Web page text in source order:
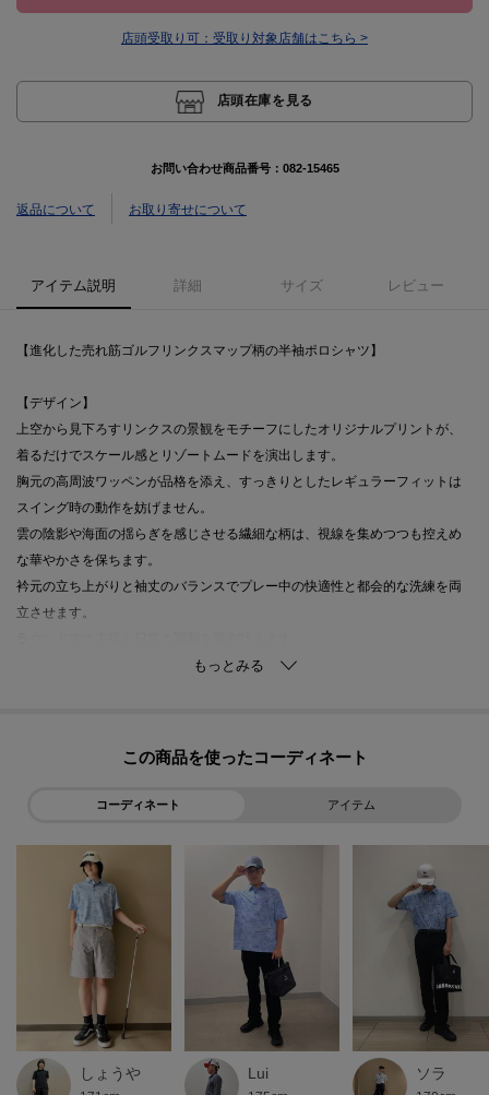
店頭受取り可： 受取り対象店舗はこちら >
店頭在庫を見る
お問い合わせ商品番号： 082-15465
返品について お取り寄せについて
アイテム説明 詳細 サイズ レビュー
【進化した売れ筋ゴルフリンクスマップ柄の半袖ポロシャツ】
【デザイン】
上空から見下ろすリンクスの景観をモチーフにしたオリジナルプリントが、
着るだけでスケール感とリゾートムードを演出します。
胸元の高周波ワッペンが品格を添え、すっきりとしたレギュラーフィットは
スイング時の動作を妨げません。
雲の陰影や海面の揺らぎを感じさせる繊細な柄は、視線を集めつつも控えめ
な華やかさを保ちます。
衿元の立ち上がりと袖丈のバランスでプレー中の快適性と都会的な洗練を両
立させます。
rayblock eco（R）の遮光技術で直射日光の熱と紫外線を和らげ、吸水速乾で
表面はマットな質感でソフトな肌触りを保ち、プリントの色持ちと表面耐久
性を高める製法で何度洗っても鮮やかさや表情を保ちます。
※この製品は、吸水速乾効果のある素材を使用しています。この効果は永久
的ではありません。
※この商品はサンプルを使用して撮影しております。デザインや配色などが
実際の商品とは一部異なる場合がございますのでご了承ください。
この商品を使った
コーディネート アイテム
しょうや Lui ソラ